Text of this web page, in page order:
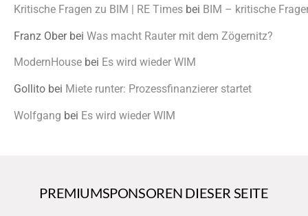
Kritische Fragen zu BIM | RE Times bei BIM – kritische
Franz Oberbei Was macht Rauter mit dem Zögernitz?
ModernHouse bei Es wird wieder WIM
Gollito bei Miete runter: Prozessfinanzierer startet
Wolfgang bei Es wird wieder WIM
PREMIUMSPONSOREN DIESER SEITE